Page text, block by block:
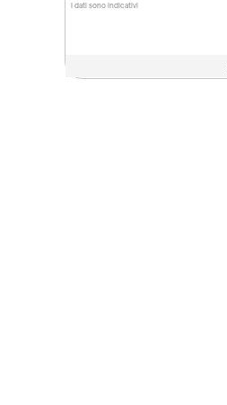
I dati sono indicativi